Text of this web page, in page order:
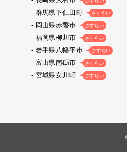
群馬県下仁田町 さすらい
岡山県赤磐市 さすらい
福岡県柳川市 さすらい
岩手県八幡平市 さすらい
富山県南砺市 さすらい
宮城県女川町 さすらい